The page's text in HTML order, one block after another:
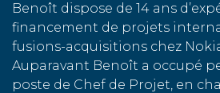
Benoît dispose de 14 ans
financement de projets
fusions-acquisitions chez
Auparavant Benoît a occupé
poste de Chef de Projet, en